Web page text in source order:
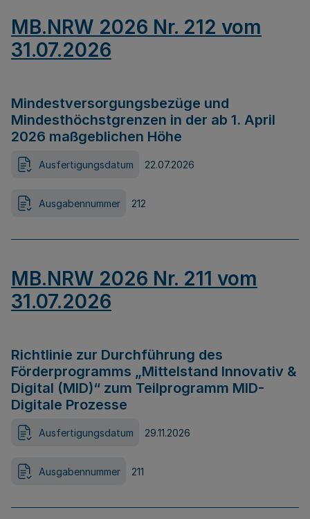
MB.NRW 2026 Nr. 212 vom
31.07.2026
Mindestversorgungsbezüge und
Mindesthöchstgrenzen in der ab 1. April
2026 maßgeblichen Höhe
Ausfertigungsdatum 22.07.2026
Ausgabennummer 212
MB.NRW 2026 Nr. 211 vom
31.07.2026
Richtlinie zur Durchführung des
Förderprogramms „Mittelstand Innovativ &
Digital (MID)“ zum Teilprogramm MID-
Digitale Prozesse
Ausfertigungsdatum 29.11.2026
Ausgabennummer 211